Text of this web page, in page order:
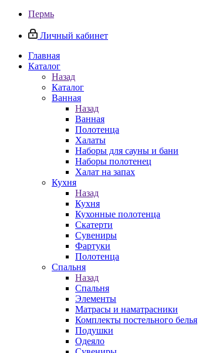
Пермь
Личный кабинет
Главная
Каталог
Назад
Каталог
Ванная
Назад
Ванная
Полотенца
Халаты
Наборы для сауны и бани
Наборы полотенец
Халат на запах
Кухня
Назад
Кухня
Кухонные полотенца
Скатерти
Сувениры
Фартуки
Полотенца
Спальня
Назад
Спальня
Элементы
Матрасы и наматрасники
Комплекты постельного белья
Подушки
Одеяло